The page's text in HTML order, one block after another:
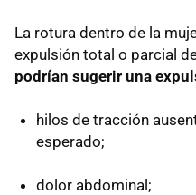
La rotura dentro de la
expulsión total o parcial
podrían sugerir una
hilos de tracción
esperado;
dolor abdominal;